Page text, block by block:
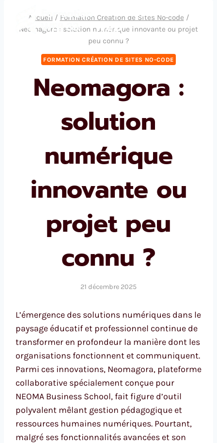
contenu
Formation
Web
Accueil / Formation Création de Sites No-code /
Neomagora : solution numérique innovante ou projet
peu connu ?
FORMATION CRÉATION DE SITES NO-CODE
Neomagora :
solution
numérique
innovante ou
projet peu
connu ?
21 décembre 2025
L’émergence des solutions numériques dans le
paysage éducatif et professionnel continue de
transformer en profondeur la manière dont les
organisations fonctionnent et communiquent.
Parmi ces innovations, Neomagora, plateforme
collaborative spécialement conçue pour
NEOMA Business School, fait figure d’outil
polyvalent mêlant gestion pédagogique et
ressources humaines numériques. Pourtant,
malgré ses fonctionnalités avancées et son